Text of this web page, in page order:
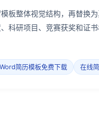
板整体视觉结构，再替换
科研项目、竞赛获奖和证书
Word简历模板免费下载 在线